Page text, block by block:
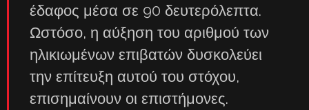
έδαφος μέσα σε 90 δευτερόλεπτα.
Ωστόσο, η αύξηση του αριθμού των
ηλικιωμένων επιβατών δυσκολεύει
την επίτευξη αυτού του στόχου,
επισημαίνουν οι επιστήμονες.